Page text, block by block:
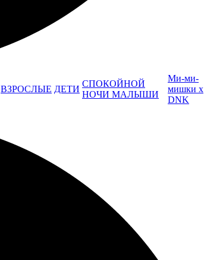
ВЗРОСЛЫЕ ДЕТИ
СПОКОЙНОЙ
НОЧИ МАЛЫШИ
Ми-ми-
мишки x
DNK